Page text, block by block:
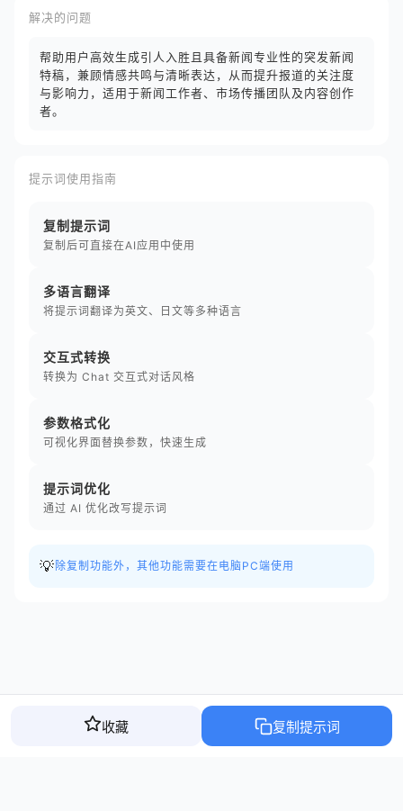
解决的问题
帮助用户高效生成引人入胜且具备新闻专业性的突发新闻
特稿，兼顾情感共鸣与清晰表达，从而提升报道的关注度
与影响力，适用于新闻工作者、市场传播团队及内容创作
者。
提示词使用指南
复制提示词
复制后可直接在AI应用中使用
多语言翻译
将提示词翻译为英文、日文等多种语言
交互式转换
转换为 Chat 交互式对话风格
参数格式化
可视化界面替换参数，快速生成
提示词优化
通过 AI 优化改写提示词
💡 除复制功能外，其他功能需要在电脑PC端使用
收藏 复制提示词